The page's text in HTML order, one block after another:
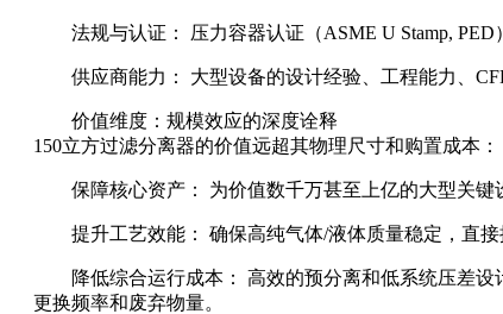
法规与认证： 压力容器认证（ASME U Stamp,
供应商能力： 大型设备的设计经验、工程能力、
价值维度：规模效应的深度诠释
150立方过滤分离器的价值远超其物理尺寸和购置成本：
保障核心资产： 为价值数千万甚至上亿的大型关
提升工艺效能： 确保高纯气体/液体质量稳定，直
降低综合运行成本： 高效的预分离和低系统压差
更换频率和废弃物量。